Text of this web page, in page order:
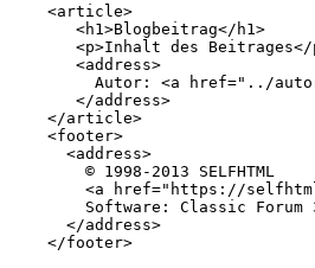
<article>
<h1 >Blogbeitrag</ h1 >
<p>Inhalt des Beitrages</
<address>
         Autor:
<a href="../
</address>
</article>
<footer>
<address>
        © 1998-2013 SELFHTML
<a href="https://
Software: Classic Forum
</address>
</footer>